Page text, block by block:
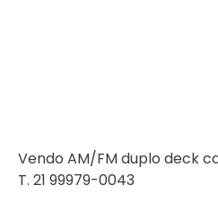
Vendo AM/FM duplo deck
T. 21 99979-0043